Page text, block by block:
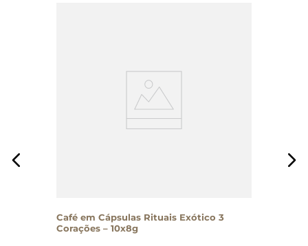
Café em Cápsulas Rituais Exótico 3
Corações – 10x8g